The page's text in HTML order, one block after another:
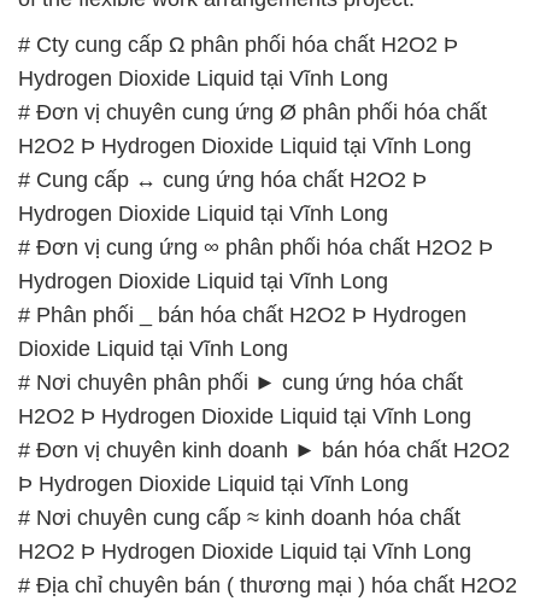
Dioxide Liquid tại Vĩnh Long
# Nơi chuyên phân phối ► cung ứng hóa chất
H2O2 Þ Hydrogen Dioxide Liquid tại Vĩnh Long
# Đơn vị chuyên kinh doanh ► bán hóa chất H2O2
Þ Hydrogen Dioxide Liquid tại Vĩnh Long
# Nơi chuyên cung cấp ≈ kinh doanh hóa chất
H2O2 Þ Hydrogen Dioxide Liquid tại Vĩnh Long
# Địa chỉ chuyên bán ( thương mại ) hóa chất H2O2
Þ Hydrogen Dioxide Liquid tại Vĩnh Long
# Nhà cung ứng ♥ bán hóa chất H2O2 Þ Hydrogen
Dioxide Liquid tại Vĩnh Long
# Nơi cung cấp ( kinh doanh ) hóa chất H2O2 Þ
Hydrogen Dioxide Liquid tại Vĩnh Long
📞PHÒNG KINH DOANH – CÔNG TY HÓA CHẤT
ĐẮC TRƯỜNG PHÁT 🌐